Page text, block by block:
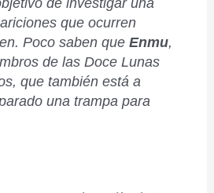
que ocurren
Poco saben que Enmu,
de las Doce Lunas
que también está a
una trampa para